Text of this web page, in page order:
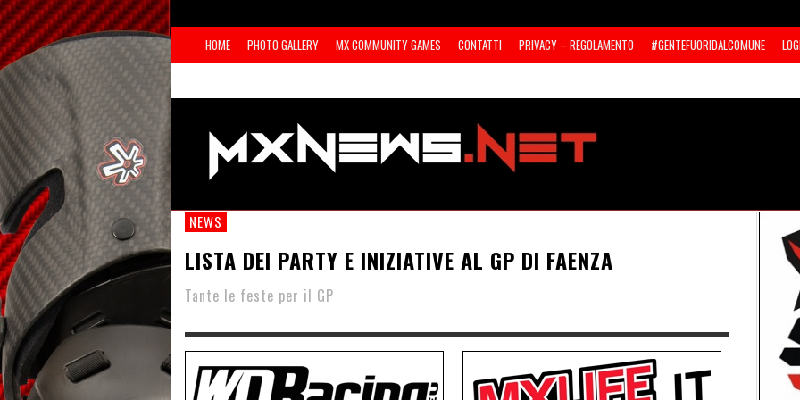
HOME PHOTO GALLERY MX COMMUNITY GAMES CONTATTI PRIVACY – REGOLAMENTO #GENTEFUORIDALCOMUNE
NEWS
LISTA DEI PARTY E INIZIATIVE AL GP DI FAENZA
Tante le feste per il GP